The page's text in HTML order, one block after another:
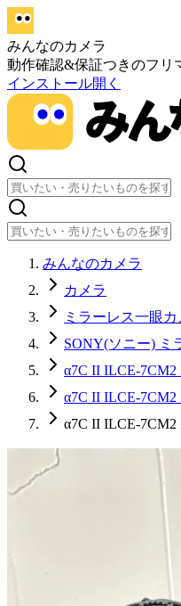
みんなのカメラ
動作確認&保証つきのフリ
インストール開く
みんなのカメラ
カメラ
ミラーレス一眼カ
SONY(ソニー) ミ
α7C II ILCE-
α7C II ILCE-
α7C II ILCE-